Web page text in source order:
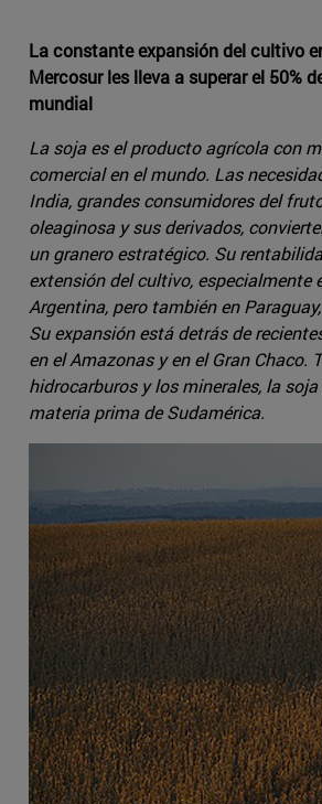
La constante expansión del cultivo
Mercosur les lleva a superar el 50%
mundial
La soja es el producto agrícola con
comercial en el mundo. Las
India, grandes consumidores del
oleaginosa y sus derivados,
un granero estratégico. Su
extensión del cultivo, especialmente
Argentina, pero también en
Su expansión está detrás de
en el Amazonas y en el Gran Chaco.
hidrocarburos y los minerales, la
materia prima de Sudamérica.